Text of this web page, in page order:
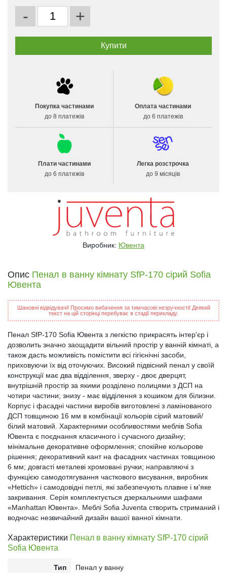
- +
Покупка частинами
до 8 платежів
Оплата частинами
до 6 платежів
Плати частинами
до 6 платежів
Легка розстрочка
до 9 місяців
Виробник: Ювента
Опис Пенал в ванну кімнату SfP-170 сірий Sofia
Ювента
Шановні відвідувачі! Просимо вибачення за тимчасові незручності! Деякий
текст на цій сторінці перебуває в стадії перекладу.
Пенал SfP-170 Sofia Ювента з легкістю прикрасять інтер'єр і
дозволить значно заощадити вільний простір у ванній кімнаті, а
також дасть можливість помістити всі гігієнічні засоби,
приховуючи їх від оточуючих. Високий підвісний пенал у своїй
конструкції має два відділення, зверху - двоє дверцят,
внутрішній простір за якими розділено полицями з ДСП на
чотири частини; знизу - має відділення з кошиком для білизни.
Корпус і фасадні частини виробів виготовлені з ламінованого
ДСП товщиною 16 мм в комбінації кольорів сірий матовий/
білий матовий. Характерними особливостями меблів Sofia
Ювента є поєднання класичного і сучасного дизайну;
мінімальне декоративне оформлення; спокійне кольорове
рішення; декоративний кант на фасадних частинах товщиною
6 мм; довгасті металеві хромовані ручки; направляючі з
функцією самодотягування часткового висування, виробник
«Hettich» і самодовідні петлі, які забезпечують плавне і м'яке
закривання. Серія комплектується дзеркальними шафами
«Manhattan Ювента». Меблі Sofia Juventa створить стриманий і
водночас незвичайний дизайн вашої ванної кімнати.
Характеристики Пенал в ванну кімнату SfP-170 сірий
Sofia Ювента
Тип Пенал у ванну